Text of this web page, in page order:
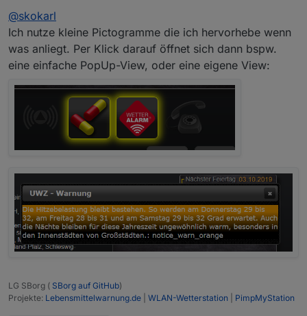
@skokarl
Ich nutze kleine Pictogramme die ich hervorhebe wenn
was anliegt. Per Klick darauf öffnet sich dann bspw.
eine einfache PopUp-View, oder eine eigene View:
LG SBorg ( SBorg auf GitHub)
Projekte: Lebensmittelwarnung.de WLAN-Wetterstation PimpMyStation